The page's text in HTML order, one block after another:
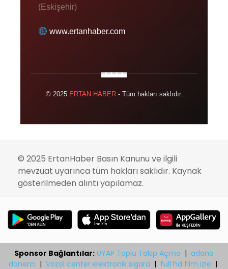
(Eskişehir)
www.ertanhaber.com
© 2025 ERTAN HABER- Tüm hakları saklıdır.
© 2025 ErtanHaber Basın Kanunu ve ilgili
mevzuat uyarınca tüm hakları saklıdır. Kaynak
gösterilmeden alıntı yapılamaz.
Sponsor Bağlantılar: UYAP Toplu Takip Açma | adana
dönerci | Vozol center elektronik sigara | full hd film izle |